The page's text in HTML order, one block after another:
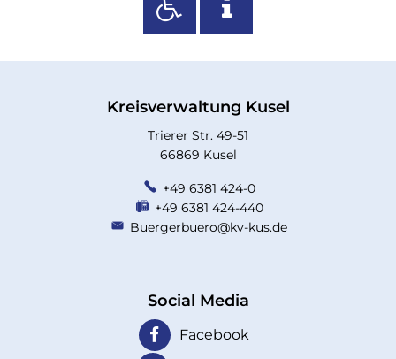
Kreisverwaltung Kusel
Trierer Str. 49-51
66869 Kusel
+49 6381 424-0
+49 6381 424-440
Buergerbuero@kv-kus.de
Social Media
Facebook